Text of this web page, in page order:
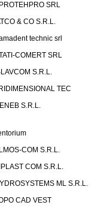
SRL
& CO S.R.L.
technic srl
COMERT SRL
S.R.L.
TEC
S.R.L.
COM S.R.L.
COM S.R.L.
ML S.R.L.
CAD VEST